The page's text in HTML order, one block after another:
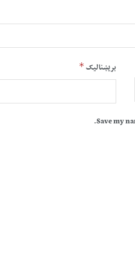
بریښنالیک*
Save my